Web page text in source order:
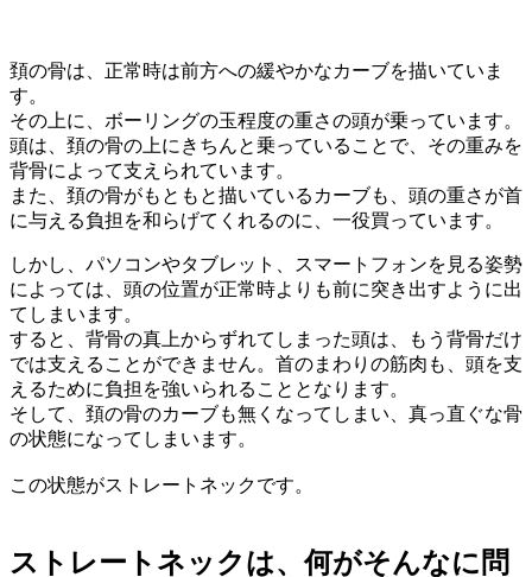
頚の骨は、正常時は前方への緩やかなカーブを描いていま
す。
その上に、ボーリングの玉程度の重さの頭が乗っています。
頭は、頚の骨の上にきちんと乗っていることで、その重みを
背骨によって支えられています。
また、頚の骨がもともと描いているカーブも、頭の重さが首
に与える負担を和らげてくれるのに、一役買っています。
しかし、パソコンやタブレット、スマートフォンを見る姿勢
によっては、頭の位置が正常時よりも前に突き出すように出
てしまいます。
すると、背骨の真上からずれてしまった頭は、もう背骨だけ
では支えることができません。首のまわりの筋肉も、頭を支
えるために負担を強いられることとなります。
そして、頚の骨のカーブも無くなってしまい、真っ直ぐな骨
の状態になってしまいます。
この状態がストレートネックです。
ストレートネックは、何がそんなに問